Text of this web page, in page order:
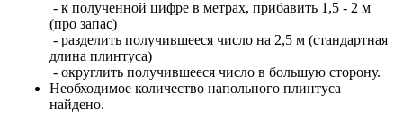
- к полученной цифре в метрах, прибавить 1,5 - 2 м
(про запас)
- разделить получившееся число на 2,5 м (стандартная
длина плинтуса)
- округлить получившееся число в большую сторону.
Необходимое количество напольного плинтуса
найдено.